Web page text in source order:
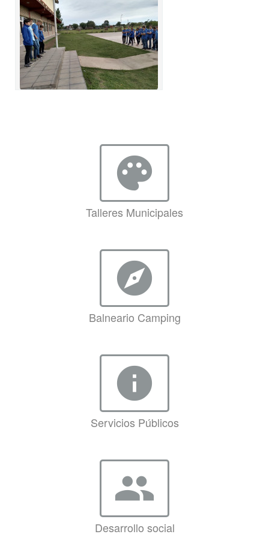
palette
Talleres Municipales
explore
Balneario Camping
info
Servicios Públicos
group
Desarrollo social